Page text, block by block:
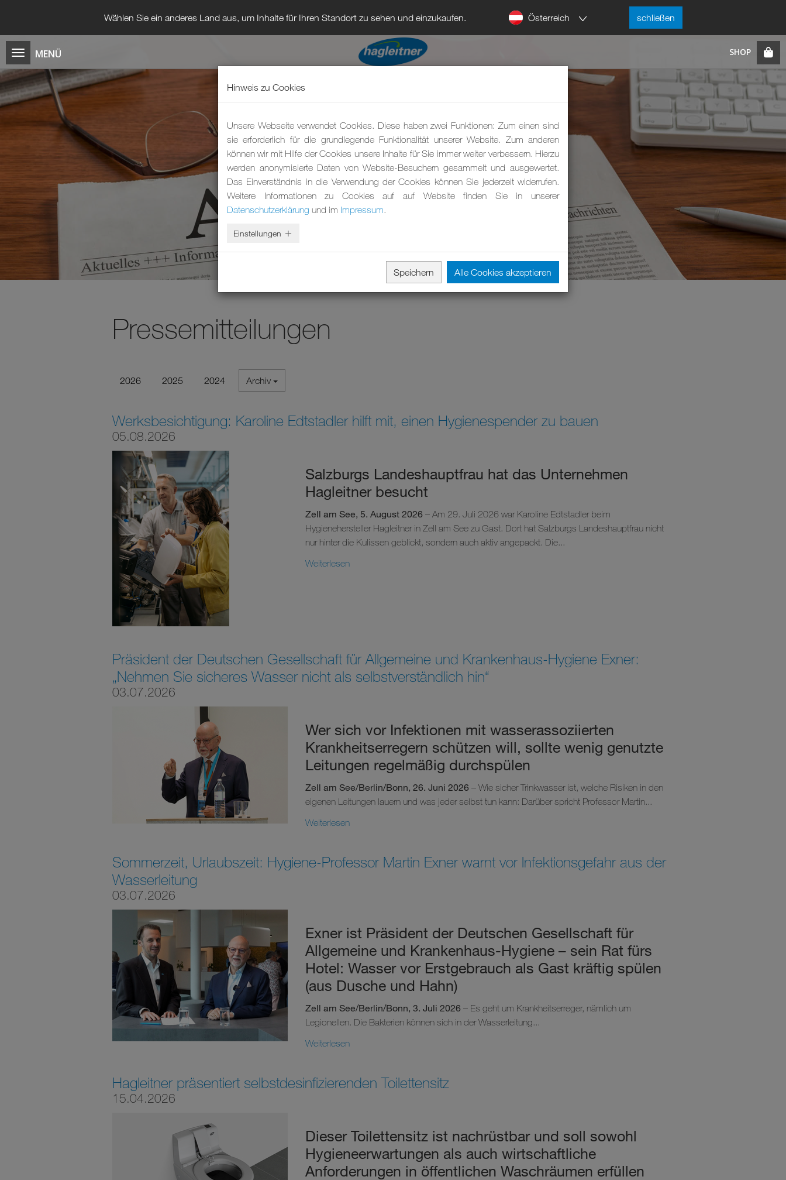
Wählen Sie ein anderes Land aus, um Inhalte für Ihren Standort zu sehen und einzukaufen. Österreich schließen
Pressemitteilungen
2026 2025 2024 Archiv
Werksbesichtigung: Karoline Edtstadler hilft mit, einen Hygienespender zu bauen
05.08.2026
Salzburgs Landeshauptfrau hat das Unternehmen
Hagleitner besucht
Zell am See, 5. August 2026 – Am 29. Juli 2026 war Karoline Edtstadler beim
Hygienehersteller Hagleitner in Zell am See zu Gast. Dort hat Salzburgs Landeshauptfrau nicht
nur hinter die Kulissen geblickt, sondern auch aktiv angepackt. Die...
Weiterlesen
Präsident der Deutschen Gesellschaft für Allgemeine und Krankenhaus-Hygiene Exner:
„Nehmen Sie sicheres Wasser nicht als selbstverständlich hin“
03.07.2026
Wer sich vor Infektionen mit wasserassoziierten
Krankheitserregern schützen will, sollte wenig genutzte
Leitungen regelmäßig durchspülen
Zell am See/Berlin/Bonn, 26. Juni 2026 – Wie sicher Trinkwasser ist, welche Risiken in den
eigenen Leitungen lauern und was jeder selbst tun kann: Darüber spricht Professor Martin...
Weiterlesen
Sommerzeit, Urlaubszeit: Hygiene-Professor Martin Exner warnt vor Infektionsgefahr aus der
Wasserleitung
03.07.2026
Exner ist Präsident der Deutschen Gesellschaft für
Allgemeine und Krankenhaus-Hygiene – sein Rat fürs
Hotel: Wasser vor Erstgebrauch als Gast kräftig spülen
(aus Dusche und Hahn)
Zell am See/Berlin/Bonn, 3. Juli 2026 – Es geht um Krankheitserreger, nämlich um
Legionellen. Die Bakterien können sich in der Wasserleitung...
Weiterlesen
Hagleitner präsentiert selbstdesinfizierenden Toilettensitz
15.04.2026
Dieser Toilettensitz ist nachrüstbar und soll sowohl
Hygieneerwartungen als auch wirtschaftliche
Anforderungen in öffentlichen Waschräumen erfüllen
Hinweis zu Cookies
Unsere Webseite verwendet Cookies. Diese haben zwei Funktionen: Zum einen sind
sie erforderlich für die grundlegende Funktionalität unserer Website. Zum anderen
können wir mit Hilfe der Cookies unsere Inhalte für Sie immer weiter verbessern. Hierzu
werden anonymisierte Daten von Website-Besuchern gesammelt und ausgewertet.
Das Einverständnis in die Verwendung der Cookies können Sie jederzeit widerrufen.
Weitere Informationen zu Cookies auf auf Website finden Sie in unserer
Datenschutzerklärung und im Impressum.
Einstellungen
Speichern Alle Cookies akzeptieren